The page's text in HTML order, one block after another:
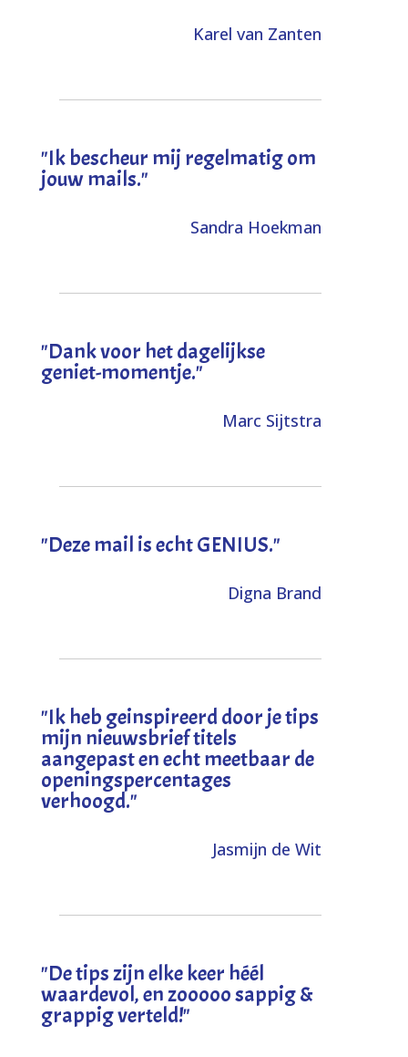
Karel van Zanten
"Ik bescheur mij regelmatig om
jouw mails."
Sandra Hoekman
"Dank voor het dagelijkse
geniet-momentje."
Marc Sijtstra
"Deze mail is echt GENIUS."
Digna Brand
"Ik heb geinspireerd door je tips
mijn nieuwsbrief titels
aangepast en echt meetbaar de
openingspercentages
verhoogd."
Jasmijn de Wit
"De tips zijn elke keer héél
waardevol, en zooooo sappig &
grappig verteld!"